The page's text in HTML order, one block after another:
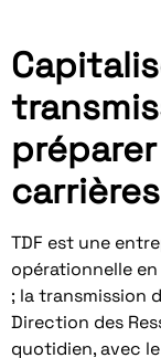
carrières
TDF est une
opérationnelle
; la transmission
Direction des
quotidien, avec